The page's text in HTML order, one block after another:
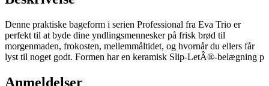
Denne praktiske bageform i serien Professional fra Eva Trio er
perfekt til at byde dine yndlingsmennesker på frisk brød til
morgenmaden, frokosten, mellemmåltidet, og hvornår du ellers får
lyst til noget godt. Formen har en keramisk Slip-LetÂ®-belægning p
Anmeldelser